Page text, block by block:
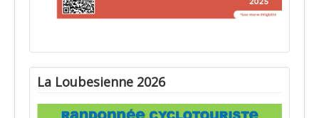
La Loubesienne 2026